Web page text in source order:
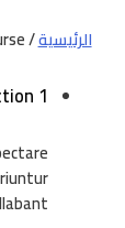
الرئيسية/ Sample course
1